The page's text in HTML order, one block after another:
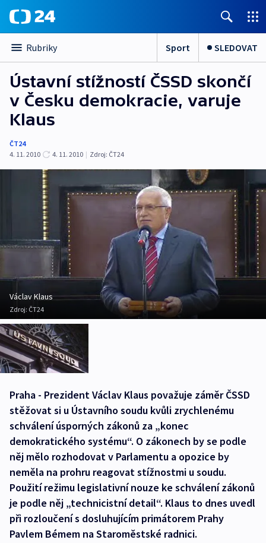
Rubriky Sport SLEDOVAT
Ústavní stížností ČSSD skončí
v Česku demokracie, varuje
Klaus
ČT24
4. 11. 2010
4. 11. 2010 | Zdroj: ČT24
Václav Klaus
Zdroj: ČT24
Praha - Prezident Václav Klaus považuje záměr ČSSD
stěžovat si u Ústavního soudu kvůli zrychlenému
schválení úsporných zákonů za „konec
demokratického systému“. O zákonech by se podle
něj mělo rozhodovat v Parlamentu a opozice by
neměla na prohru reagovat stížnostmi u soudu.
Použití režimu legislativní nouze ke schválení zákonů
je podle něj „technicistní detail“. Klaus to dnes uvedl
při rozloučení s dosluhujícím primátorem Prahy
Pavlem Bémem na Staroměstské radnici.